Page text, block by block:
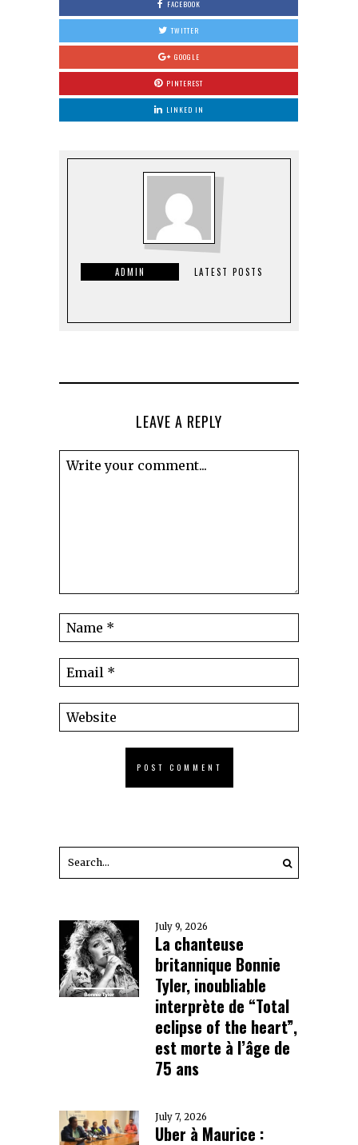
FACEBOOK
TWITTER
GOOGLE
PINTEREST
LINKED IN
ADMIN LATEST POSTS
LEAVE A REPLY
July 9, 2026
La chanteuse
britannique Bonnie
Tyler, inoubliable
interprète de “Total
eclipse of the heart”,
est morte à l’âge de
75 ans
July 7, 2026
Uber à Maurice :